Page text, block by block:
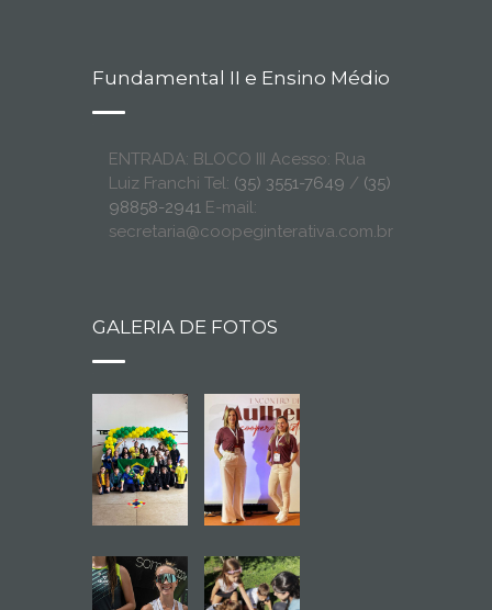
Fundamental II e Ensino Médio
ENTRADA: BLOCO III Acesso: Rua
Luiz Franchi Tel: (35) 3551-7649 / (35)
98858-2941 E-mail:
secretaria@coopeginterativa.com.br
GALERIA DE FOTOS